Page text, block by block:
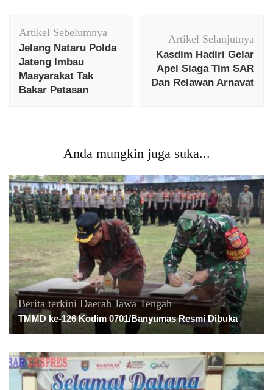
Artikel
Artikel Sebelumnya
Jelang Nataru Polda
Jateng Imbau
Masyarakat Tak
Bakar Petasan
Artikel Selanjutnya
Kasdim Hadiri Gelar
Apel Siaga Tim SAR
Dan Relawan Arnavat
Anda mungkin juga suka...
Berita terkini Daerah Jawa Tengah
TMMD ke-126 Kodim 0701/Banyumas Resmi Dibuka